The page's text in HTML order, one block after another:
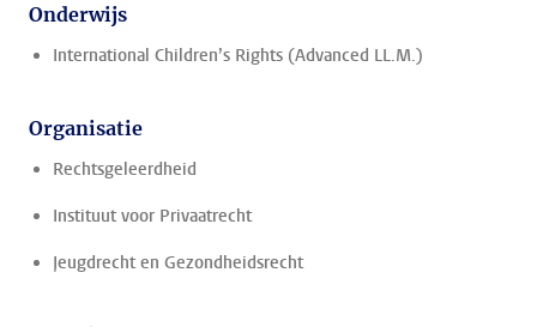
Onderwijs
International Children’s Rights (Advanced LL.M.)
Organisatie
Rechtsgeleerdheid
Instituut voor Privaatrecht
Jeugdrecht en Gezondheidsrecht